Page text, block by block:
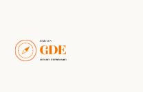
contenido